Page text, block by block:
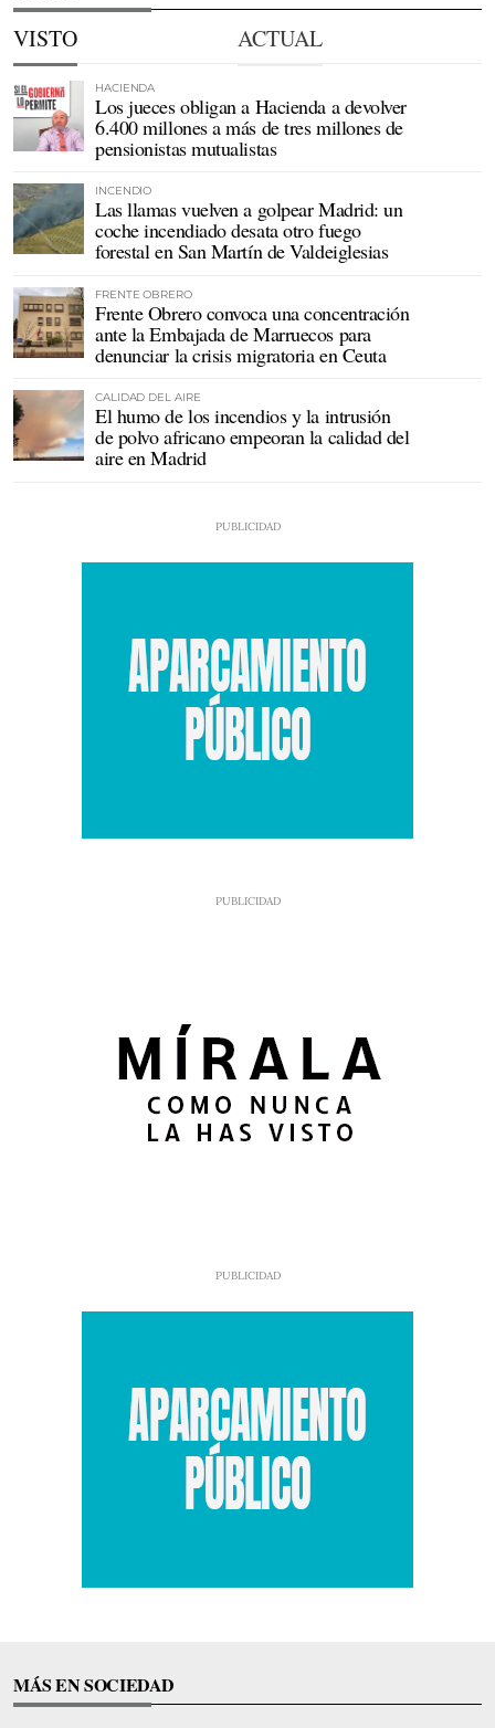
VISTO ACTUAL
HACIENDA
Los jueces obligan a Hacienda a devolver
6.400 millones a más de tres millones de
pensionistas mutualistas
INCENDIO
Las llamas vuelven a golpear Madrid: un
coche incendiado desata otro fuego
forestal en San Martín de Valdeiglesias
FRENTE OBRERO
Frente Obrero convoca una concentración
ante la Embajada de Marruecos para
denunciar la crisis migratoria en Ceuta
CALIDAD DEL AIRE
El humo de los incendios y la intrusión
de polvo africano empeoran la calidad del
aire en Madrid
MÁS EN SOCIEDAD